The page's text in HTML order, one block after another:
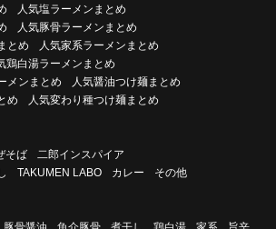
人気塩ラーメンまとめ
人気豚骨ラーメンまとめ
とめ
人気家系ラーメンまとめ
鶏白湯ラーメンまとめ
メンまとめ
人気醤油つけ麺まとめ
め
人気変わり種つけ麺まとめ
そば
二郎インスパイア
TAKUMEN LABO カレー その他